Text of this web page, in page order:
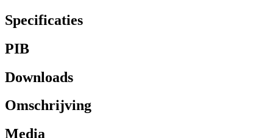
Specificaties
PIB
Downloads
Omschrijving
Media